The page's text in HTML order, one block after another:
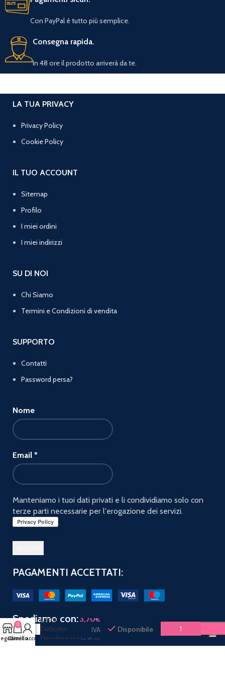
Con PayPal è tutto più semplice.
Consegna rapida.
In 48 ore il prodotto arriverà da te.
LA TUA PRIVACY
Privacy Policy
Cookie Policy
IL TUO ACCOUNT
Sitemap
Profilo
I miei ordini
I miei indirizzi
SU DI NOI
Chi Siamo
Termini e Condizioni di vendita
SUPPORTO
Contatti
Password persa?
Nome
Email *
Manteniamo i tuoi dati privati e li condividiamo solo con
terze parti necessarie per l'erogazione dei servizi.
PAGAMENTI ACCETTATI:
Spediamo con:
INFASIL
Extra
Delicato
Deodorante
Spray 150
3,70€
IVA
inclusa
Disponibile
0
Carrello
Il mio account